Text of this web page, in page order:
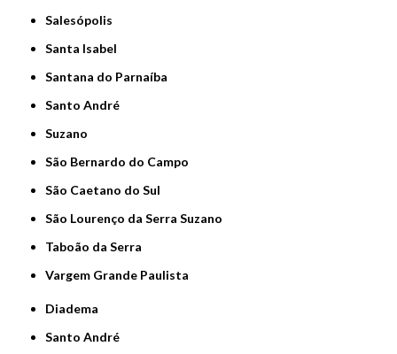
Salesópolis
Santa Isabel
Santana do Parnaíba
Santo André
Suzano
São Bernardo do Campo
São Caetano do Sul
São Lourenço da Serra Suzano
Taboão da Serra
Vargem Grande Paulista
Diadema
Santo André